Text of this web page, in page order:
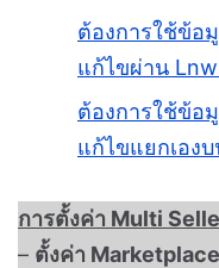
ต้องการใช้ข้อ
แก้ไขผ่าน
ต้องการใช้ข้อ
แก้ไขแยกเอง
การตั้งค่า Multi
– ตั้งค่า